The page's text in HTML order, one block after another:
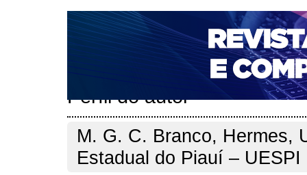
CAPA SOBRE ACESSO CADASTRO
NOTÍCIAS
PORTAL DE REVISTAS DA UNIFACS
PARA AVALIADORES
NOVA SUBMISSÃO
Perfil do autor
M. G. C. Branco, Hermes,
Estadual do Piauí – UESPI